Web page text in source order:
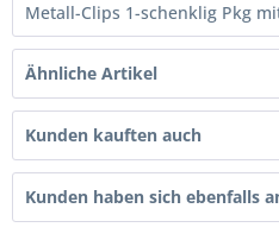
Metall-Clips 1-schenklig Pkg
Ähnliche Artikel
Kunden kauften auch
Kunden haben sich ebenfalls